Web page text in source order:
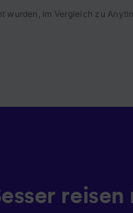
im Vergleich zu